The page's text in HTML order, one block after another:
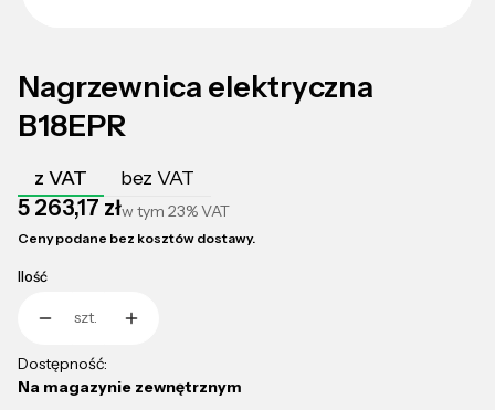
Nagrzewnica elektryczna
B18EPR
z VAT bez VAT
Cena
5 263,17 złw tym 23%VAT
Ceny podane bez kosztów dostawy.
Ilość
szt.
Dostępność:
Na magazynie zewnętrznym